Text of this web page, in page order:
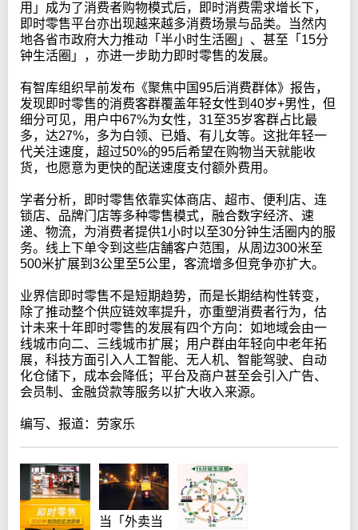
用」成为了消费者购物模式后，即时消费需求增长下，
即时零售平台亦出现越来越多消费场景与品类。当然内
地各省市政府大力推动「半小时生活圈」、甚至「15分
钟生活圈」，亦进一步助力即时零售的发展。
有智库组织早前发布《聚焦中国95后消费群体》报告，
发现即时零售的消费客群覆盖年轻女性到40岁+男性，但
细分可见，用户中67%为女性，31至35岁客群占比最
多，达27%，多为白领、已婚、有儿女等。这批年轻一
代关注速度，超过50%的95后希望在购物当天就能收
货，也愿意为更快的配送速度支付额外费用。
学者分析，即时零售依靠实体商店、超市、便利店、连
锁店、品牌门店等多种零售模式，融合数字经济、速
递、物流，为消费者提供1小时以至30分钟生活圈内的服
务。线上下单令到这些店舗客户范围，从周边300米至
500米扩展到3公里至5公里，客流增多但竞争亦扩大。
业界信即时零售不是短期趋势，而是长期结构性转变，
除了推动整个供应链效率提升，亦重塑消费者行为，估
计未来十年即时零售的发展有四个方向：如地域会由一
线城市向二、三线城市扩展；用户群由年轻向中老年拓
展，科技方面引入人工智能、无人机、智能驾驶、自动
化仓储下，成本会降低；平台及商户甚至会引入广告、
会员制、金融贷款等服务以扩大收入来源。
编写、报道：劳家乐
当「外卖当